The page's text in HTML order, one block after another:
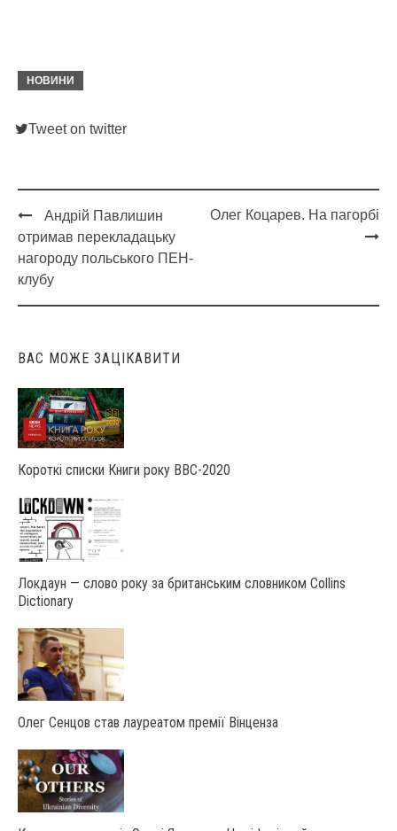
НОВИНИ
Tweet on twitter
Post
navigation
Андрій Павлишин
отримав перекладацьку
нагороду польського ПЕН-
клубу
Олег Коцарев. На пагорбі
ВАС МОЖЕ ЗАЦІКАВИТИ
Короткі списки Книги року ВВС-2020
Локдаун — слово року за британським словником Collins
Dictionary
Олег Сенцов став лауреатом премії Вінценза